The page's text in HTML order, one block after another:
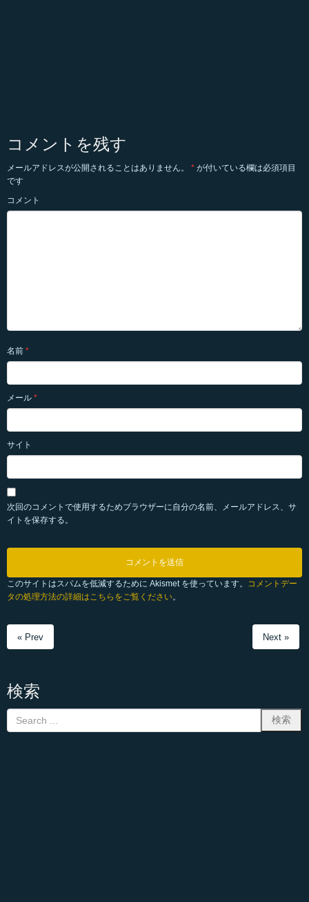
コメントを残す
メールアドレスが公開されることはありません。 * が付いている欄は必須項目
です
コメント
名前 *
メール *
サイト
次回のコメントで使用するためブラウザーに自分の名前、メールアドレス、サ
イトを保存する。
このサイトはスパムを低減するために Akismet を使っています。 コメントデー
タの処理方法の詳細はこちらをご覧ください。
« Prev Next »
検索